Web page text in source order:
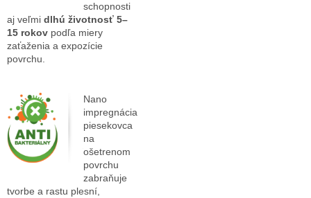
schopnosti
aj veľmi dlhú životnosť 5–
15 rokov podľa miery
zaťaženia a expozície
povrchu.
Nano
impregnácia
piesekovca
na
ošetrenom
povrchu
zabraňuje
tvorbe a rastu plesní,